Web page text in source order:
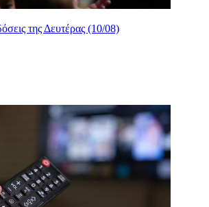
της Δευτέρας (10/08)